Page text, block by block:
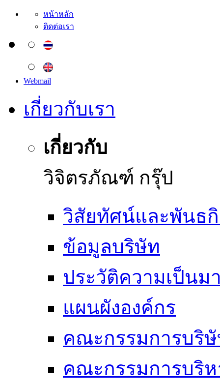
หน้าหลัก
ติดต่อเรา
Webmail
เกี่ยวกับเรา
เกี่ยวกับ
วิจิตรภัณฑ์ กรุ๊ป
วิสัยทัศน์และพันธ
ข้อมูลบริษัท
ประวัติความเป็นม
แผนผังองค์กร
คณะกรรมการบริ
คณะกรรมการบริห